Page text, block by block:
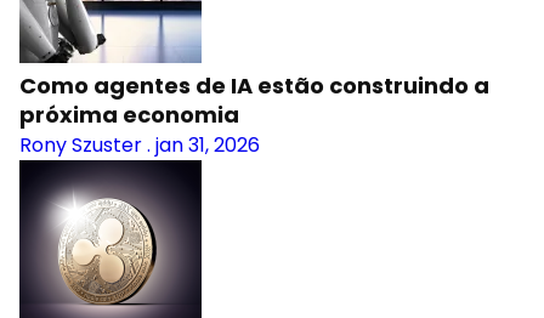
Como agentes de IA estão construindo a
próxima economia
Rony Szuster. jan 31, 2026